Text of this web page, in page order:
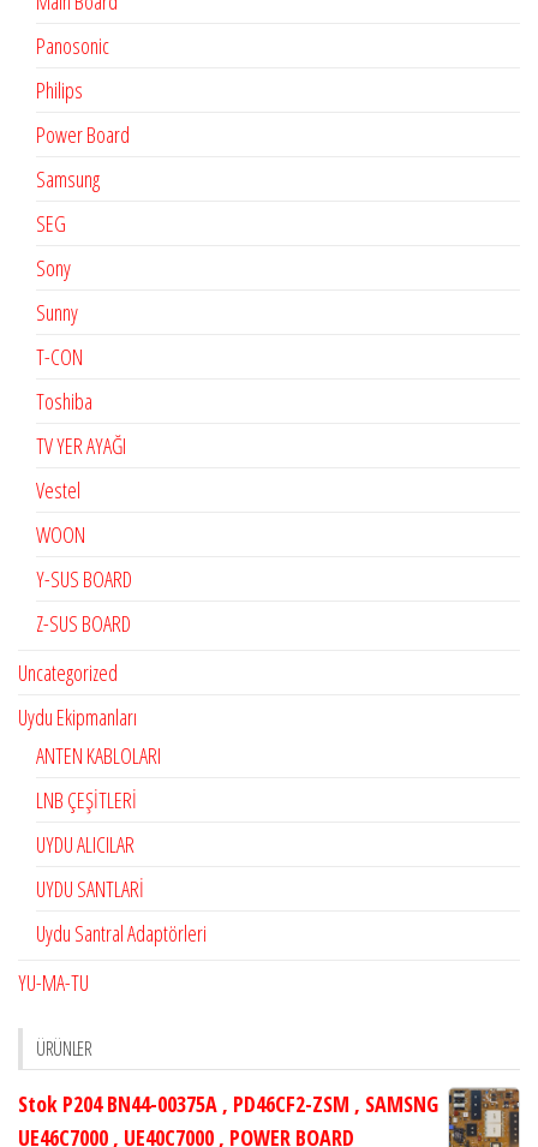
Panosonic
Philips
Power Board
Samsung
SEG
Sony
Sunny
T-CON
Toshiba
TV YER AYAĞI
Vestel
WOON
Y-SUS BOARD
Z-SUS BOARD
Uncategorized
Uydu Ekipmanları
ANTEN KABLOLARI
LNB ÇEŞİTLERİ
UYDU ALICILAR
UYDU SANTLARİ
Uydu Santral Adaptörleri
YU-MA-TU
ÜRÜNLER
Stok P204 BN44-00375A , PD46CF2-ZSM , SAMSNG
UE46C7000 , UE40C7000 , POWER BOARD